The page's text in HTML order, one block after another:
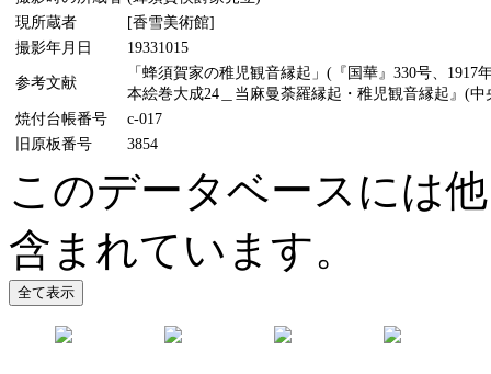
現所蔵者
[香雪美術館]
撮影年月日
19331015
参考文献
「蜂須賀家の稚児観音縁起」(『国華』330号、
本絵巻大成24＿当麻曼荼羅縁起・稚児観音縁起』(中
焼付台帳番号
c-017
旧原板番号
3854
このデータベースには
含まれています。